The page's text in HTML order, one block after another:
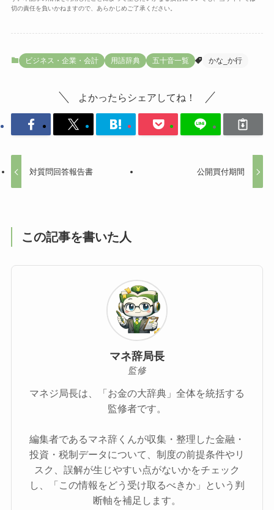
切の責任を負いかねますので、あらかじめご了承ください。
ビジネス・企業・会計 用語辞典 五十音一覧 かな_か行
よかったらシェアしてね！
対質問回答報告書 公開買付期間
この記事を書いた人
マネ辞局長
監修
マネジ局長は、「お金の大辞典」全体を統括する
監修者です。
編集者であるマネ辞くんが収集・整理した金融・
投資・税制データについて、制度の前提条件やリ
スク、誤解が生じやすい点がないかをチェック
し、「この情報をどう受け取るべきか」という判
断軸を補足します。